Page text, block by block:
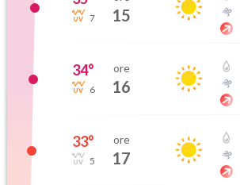
7 15
34°
6
ore
16
33°
5
ore
17